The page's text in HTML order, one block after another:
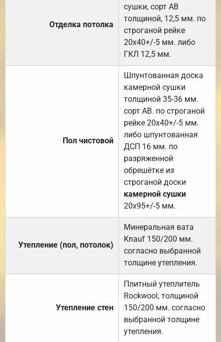
Отделка потолка
сушки, сорт АВ
толщиной, 12,5 мм. по
строганой рейке
20х40+/-5 мм. либо
ГКЛ 12,5 мм.
Пол чистовой
Шпунтованная доска
камерной сушки
толщиной 35-36 мм.
сорт АВ. по строганой
рейке 20х40+/-5 мм.
либо шпунтованная
ДСП 16 мм. по
разряженной
обрешётке из
строганой доски
камерной сушки
20х95+/-5 мм.
Утепление (пол, потолок)
Минеральная вата
Knauf 150/200 мм.
согласно выбранной
толщине утепления.
Утепление стен
Плитный утеплитель
Rockwool, толщиной
150/200 мм. согласно
выбранной толщине
утепления.